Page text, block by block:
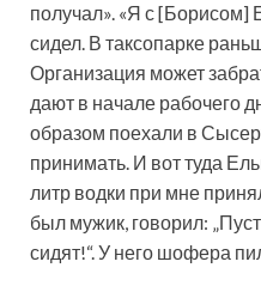
получал». «Я с
сидел. В таксопарке
Организация может
дают в начале рабочего
образом поехали в
принимать. И вот туда
литр водки при мне
был мужик, говорил:
сидят!“. У него шофера